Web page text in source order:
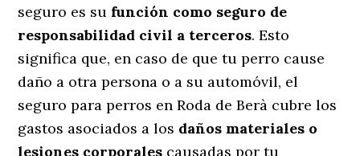
seguro es su función como seguro de
responsabilidad civil a terceros. Esto
significa que, en caso de que tu perro cause
daño a otra persona o a su automóvil, el
seguro para perros en Roda de Berà cubre los
gastos asociados a los daños materiales o
lesiones corporales causadas por tu